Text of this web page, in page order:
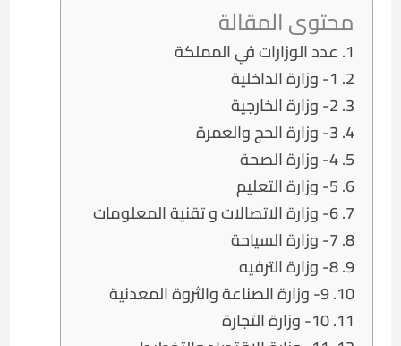
محتوى المقالة
عدد الوزارات في المملكة
1- وزارة الداخلية
2- وزارة الخارجية
3- وزارة الحج والعمرة
4- وزارة الصحة
5- وزارة التعليم
6- وزارة الاتصالات و تقنية المعلومات
7- وزارة السياحة
8- وزارة الترفيه
9- وزارة الصناعة والثروة المعدنية
10- وزارة التجارة